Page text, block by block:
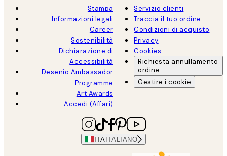
Stampa
Informazioni legali
Career
Sostenibilità
Dichiarazione di
Accessibilità
Desenio Ambassador
Programme
Art Awards
Accedi (Affari)
Servizio clienti
Traccia il tuo ordine
Condizioni di acquisto
Privacy
Cookies
Richiesta annullamento
ordine
Gestire i cookie
ITAITALIANO